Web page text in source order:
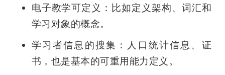
电子教学可定义：比如定义架构、词汇和
学习对象的概念。
学习者信息的搜集：人口统计信息、证
书，也是基本的可重用能力定义。